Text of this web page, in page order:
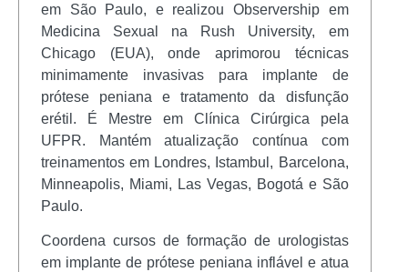
em São Paulo, e realizou Observership em
Medicina Sexual na Rush University, em
Chicago (EUA), onde aprimorou técnicas
minimamente invasivas para implante de
prótese peniana e tratamento da disfunção
erétil. É Mestre em Clínica Cirúrgica pela
UFPR. Mantém atualização contínua com
treinamentos em Londres, Istambul, Barcelona,
Minneapolis, Miami, Las Vegas, Bogotá e São
Paulo.
Coordena cursos de formação de urologistas
em implante de prótese peniana inflável e atua